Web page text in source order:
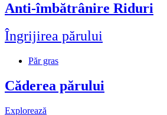
Anti-îmbătrânire Riduri
Îngrijirea părului
Păr gras
Căderea părului
Explorează